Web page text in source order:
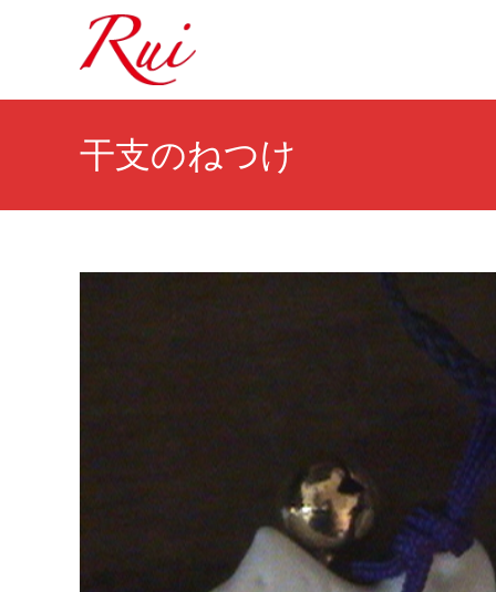
干支のねつけ